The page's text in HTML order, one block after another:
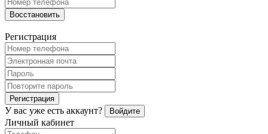
Восстановить
Регистрация
Регистрация
У вас уже есть аккаунт? Войдите
Личный кабинет